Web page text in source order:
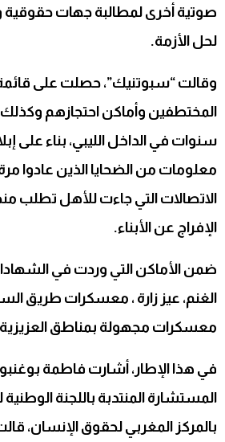
صوتية أخرى لمطالبة جهات حقوقية
لحل الأزمة.
وقالت “سبوتنيك”، حصلت على
المختطفين وأماكن احتجازهم وكذلك
سنوات في الداخل الليبي، بناء على
معلومات من الضحايا الذين عادوا
الاتصالات التي جاءت للأهل تطلب
الإفراج عن الأبناء.
ضمن الأماكن التي وردت في
الغنم، عيز زارة ، معسكرات طريق
معسكرات مجهولة بمناطق العزيزية،
في هذا الإطار، أشارت فاطمة
المستشارة المنتدبة باللجنة
بالمركز المغربي لحقوق الإنسان،